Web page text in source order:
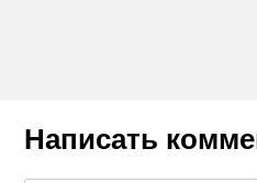
Написать